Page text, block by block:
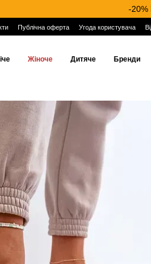
-
Публічна оферта Угода користувача
Жіноче Дитяче Бренди